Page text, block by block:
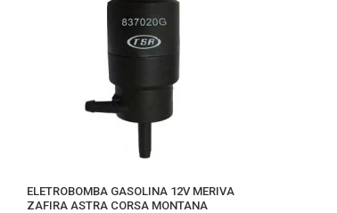
ELETROBOMBA GASOLINA 12V MERIVA
ZAFIRA ASTRA CORSA MONTANA